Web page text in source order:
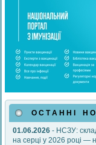
О С Т А Н Н І Н О
01.06.2026 - НСЗУ:
на серці у 2026 році —